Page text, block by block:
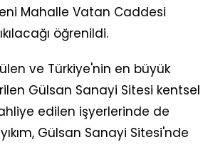
Mahalle Vatan Caddesi
öğrenildi.
ve Türkiye'nin en büyük
Gülsan Sanayi Sitesi kentsel
edilen işyerlerinde de
Gülsan Sanayi Sitesi'nde